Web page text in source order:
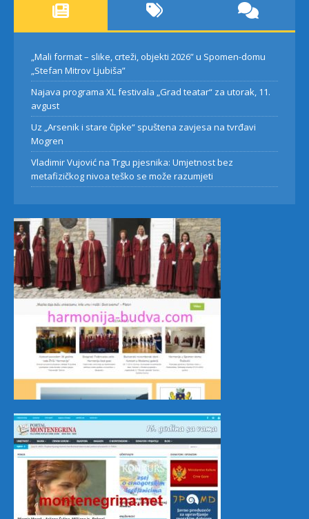
„Mali format – slike, crteži, objekti 2026” u Spomen-domu
„Stefan Mitrov Ljubiša”
Najava programa XL festivala „Grad teatar“ za utorak, 11.
avgust
Uz „Arsenik i stare čipke“ spuštena zavjesa na tvrđavi
Mogren
Vladimir Vujović na Trgu pjesnika: Umjetnost bez
metafizičkog nivoa teško se može razumjeti